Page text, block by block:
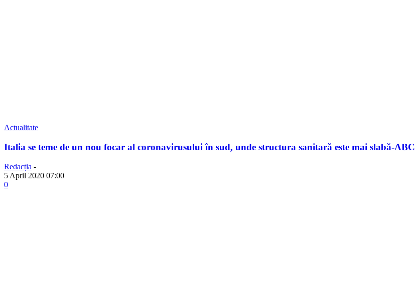
Actualitate
Italia se teme de un nou focar al coronavirusului în sud, unde structura sanitară este mai slabă-ABC
Redacția -
5 April 2020 07:00
0